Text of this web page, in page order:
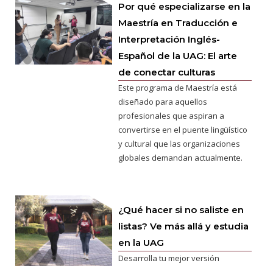
Por qué especializarse en la
Maestría en Traducción e
Interpretación Inglés-
Español de la UAG: El arte
de conectar culturas
Este programa de Maestría está
diseñado para aquellos
profesionales que aspiran a
convertirse en el puente lingüístico
y cultural que las organizaciones
globales demandan actualmente.
¿Qué hacer si no saliste en
listas? Ve más allá y estudia
en la UAG
Desarrolla tu mejor versión